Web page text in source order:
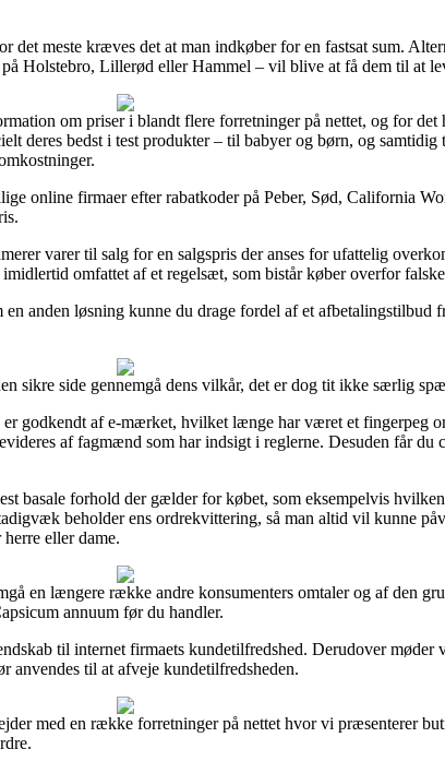
det meste kræves det at man indkøber for en fastsat sum.
Holstebro, Lillerød eller Hammel – vil blive at få dem til at
om priser i blandt flere forretninger på nettet, og for det
deres bedst i test produkter – til babyer og børn, og samtidig
online firmaer efter rabatkoder på Peber, Sød, California
varer til salg for en salgspris der anses for ufattelig
omfattet af et regelsæt, som bistår køber overfor
anden løsning kunne du drage fordel af et afbetalingstilbud
sikre side gennemgå dens vilkår, det er dog tit ikke særlig
godkendt af e-mærket, hvilket længe har været et fingerpeg
af fagmænd som har indsigt i reglerne. Desuden får du
basale forhold der gælder for købet, som eksempelvis
beholder ens ordrekvittering, så man altid vil kunne
eller dame.
en længere række andre konsumenters omtaler og af den
annuum før du handler.
til internet firmaets kundetilfredshed. Derudover møder
anvendes til at afveje kundetilfredsheden.
med en række forretninger på nettet hvor vi præsenterer